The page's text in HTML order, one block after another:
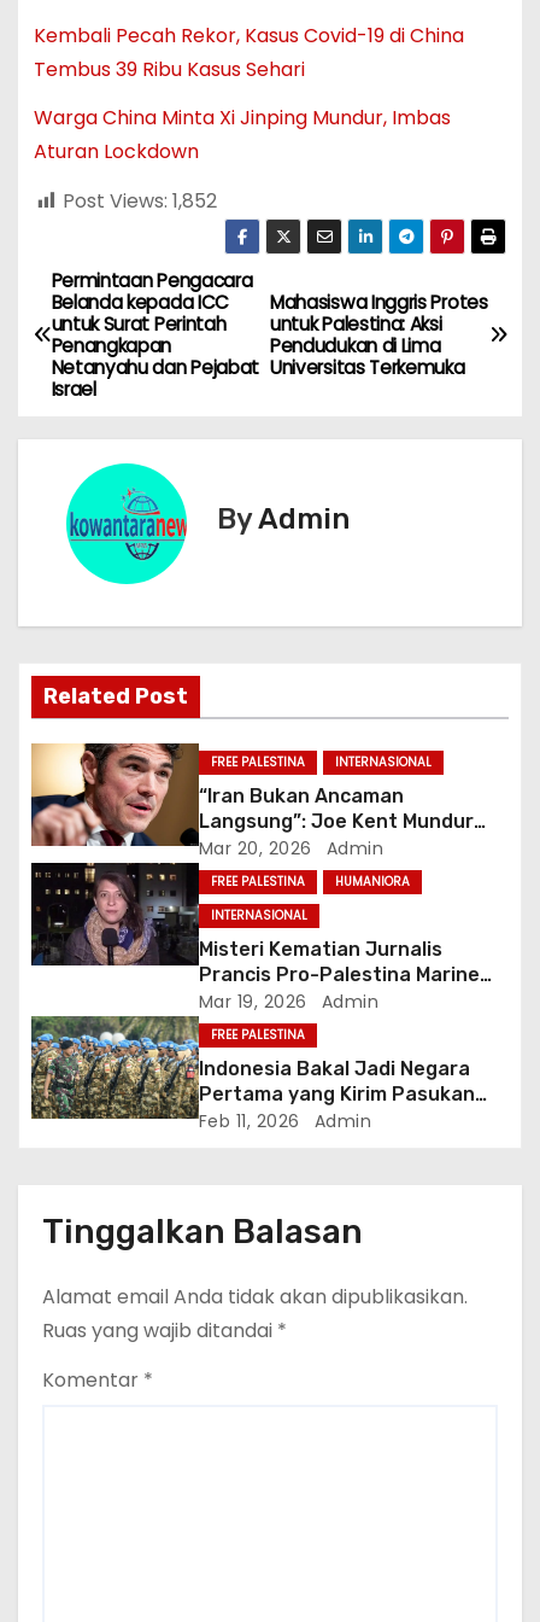
Kembali Pecah Rekor, Kasus Covid-19 di China
Tembus 39 Ribu Kasus Sehari
Warga China Minta Xi Jinping Mundur, Imbas
Aturan Lockdown
Post Views: 1,852
N
a
v
i
p
o
s
Mahasiswa Inggris Protes
untuk Palestina: Aksi
Pendudukan di Lima
Universitas Terkemuka
Permintaan Pengacara
Belanda kepada ICC
untuk Surat Perintah
Penangkapan
Netanyahu dan Pejabat
Israel
ByAdmin
Related Post
FREE PALESTINA INTERNASIONAL
“Iran Bukan Ancaman
Langsung”: Joe Kent Mundur
dan Tuduh Trump Tertekan Lobi
Israel
Mar 20, 2026 Admin
FREE PALESTINA
HUMANIORA
INTERNASIONAL
Misteri Kematian Jurnalis
Prancis Pro-Palestina Marine
Vlahovic saat Investigasi
Genosida Gaza
Mar 19, 2026 Admin
FREE PALESTINA
Indonesia Bakal Jadi Negara
Pertama yang Kirim Pasukan
Asing ke Gaza dalam Misi ISF
Feb 11, 2026 Admin
Tinggalkan Balasan
Alamat email Anda tidak akan dipublikasikan.
Ruas yang wajib ditandai *
Komentar *